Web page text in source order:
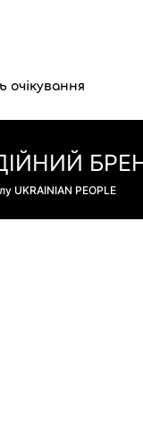
UKRAINIAN PEOPLE